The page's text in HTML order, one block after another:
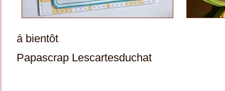
á bientôt
Papascrap Lescartesduchat